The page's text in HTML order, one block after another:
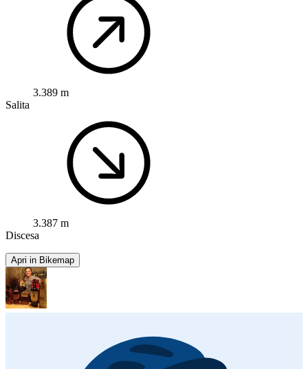
3.389 m
Salita
3.387 m
Discesa
Apri in Bikemap